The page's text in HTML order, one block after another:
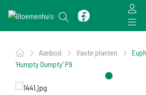
Aanbod Vaste planten
'Humpty Dumpty' P9